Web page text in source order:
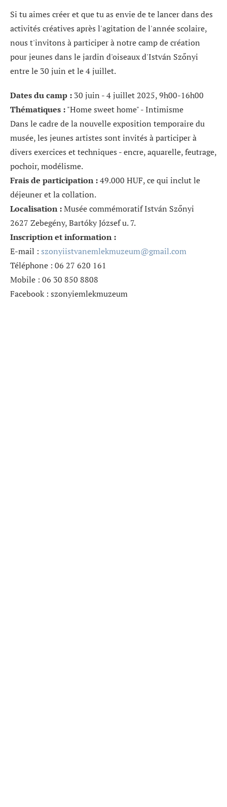
Si tu aimes créer et que tu as envie de te lancer dans des
activités créatives après l'agitation de l'année scolaire,
nous t'invitons à participer à notre camp de création
pour jeunes dans le jardin d'oiseaux d'István Szőnyi
entre le 30 juin et le 4 juillet.
Dates du camp : 30 juin - 4 juillet 2025, 9h00-16h00
Thématiques :"Home sweet home" - Intimisme
Dans le cadre de la nouvelle exposition temporaire du
musée, les jeunes artistes sont invités à participer à
divers exercices et techniques - encre, aquarelle, feutrage,
pochoir, modélisme.
Frais de participation :49.000 HUF, ce qui inclut le
déjeuner et la collation.
Localisation :Musée commémoratif István Szőnyi
2627 Zebegény, Bartóky József u. 7.
Inscription et information :
E-mail : szonyiistvanemlekmuzeum@gmail.com
Téléphone : 06 27 620 161
Mobile : 06 30 850 8808
Facebook : szonyiemlekmuzeum